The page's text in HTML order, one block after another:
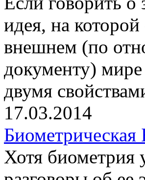
идея, на
внешнем (по
документу)
двумя
17.03.2014
Биометрическая
Хотя биометрия